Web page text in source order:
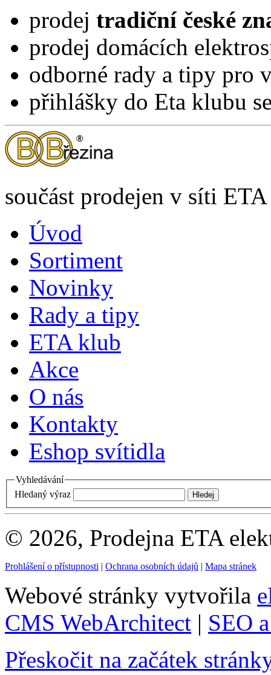
prodej tradiční české
prodej domácích
odborné rady a tipy pro
přihlášky do Eta klubu
součást prodejen v síti ETA
Úvod
Sortiment
Novinky
Rady a tipy
ETA klub
Akce
O nás
Kontakty
Eshop svítidla
Vyhledávání
Hledaný výraz
© 2026, Prodejna ETA
Prohlášení o přístupnosti | Ochrana osobních údajů | Mapa stránek
Webové stránky vytvořila
CMS WebArchitect | SEO
Přeskočit na začátek